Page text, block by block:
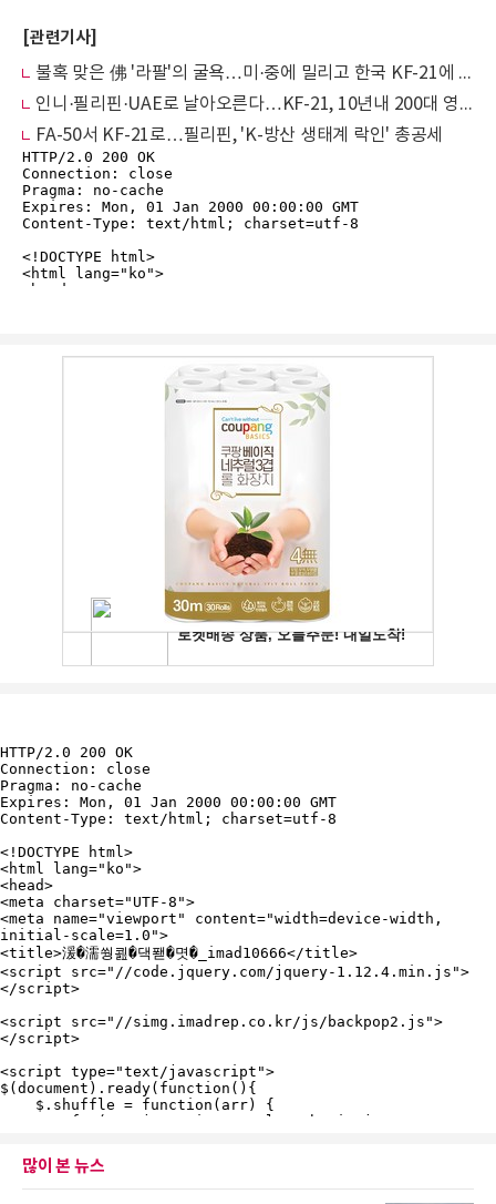
[관련기사]
불혹 맞은 佛 '라팔'의 굴욕…미·중에 밀리고 한국 KF-21에 쫓긴다
인니·필리핀·UAE로 날아오른다…KF-21, 10년내 200대 영공 장악
FA-50서 KF-21로…필리핀, 'K-방산 생태계 락인' 총공세
많이 본 뉴스